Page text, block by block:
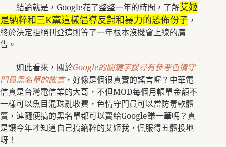
結論就是， Google花了整整一年的時間，了解艾姬
是納粹和三K黨這樣倡導反對和暴力的恐佈份子 ，
終於決定拒絕刊登這則等了一年根本沒機會上線的廣
告。
如此看來，關於Google的關鍵字搜尋有參考色情守
門員黑名單的謠言，好像是個很真實的謠言喔？中華電
信真是台灣電信業的大哥，不但MOD每個月帳單金額不
一樣可以魚目混珠亂收費，色情守門員可以當防毒軟體
賣，連隨便搞的黑名單都可以賣給Google賺一筆嗎？真
是讓今年才知道自己搞納粹的艾姬我，佩服得五體投地
呀！